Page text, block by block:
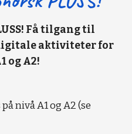
Få tilgang til
aktiviteter for
og A2!
nivå A1 og A2 (se